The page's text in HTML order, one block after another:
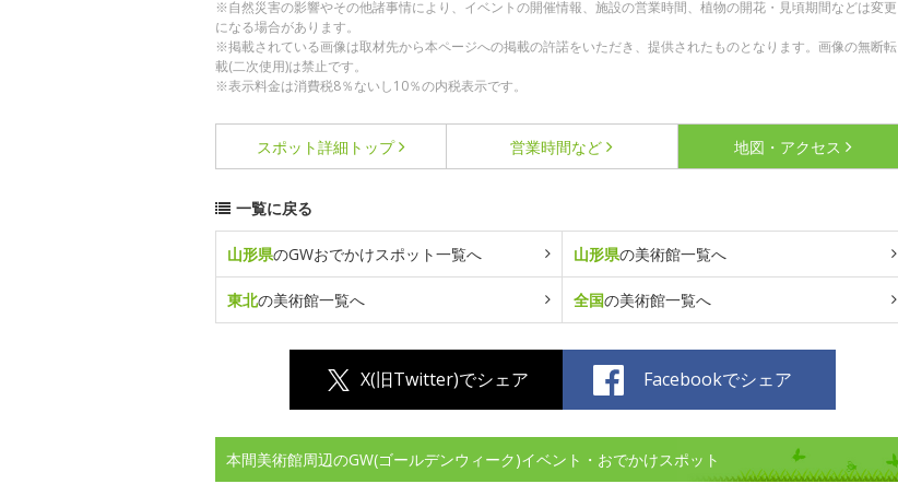
※自然災害の影響やその他諸事情により、イベントの開催情報、施設の営業時間、植物の開花・見頃期間などは変更
になる場合があります。
※掲載されている画像は取材先から本ページへの掲載の許諾をいただき、提供されたものとなります。画像の無断転
載(二次使用)は禁止です。
※表示料金は消費税8％ないし10％の内税表示です。
スポット詳細 トップ 営業時間など 地図・アクセス
一覧に戻る
山形県のGWおでかけスポット一覧へ 山形県の美術館一覧へ
東北の美術館一覧へ 全国の美術館一覧へ
X(旧Twitter)でシェア Facebookでシェア
本間美術館周辺のGW(ゴールデンウィーク)イベント・おでかけスポット